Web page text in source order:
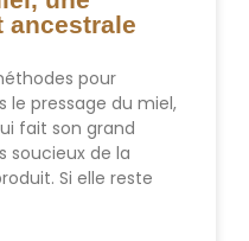
ancestrale
pour
le pressage du miel,
fait son grand
soucieux de la
Si elle reste